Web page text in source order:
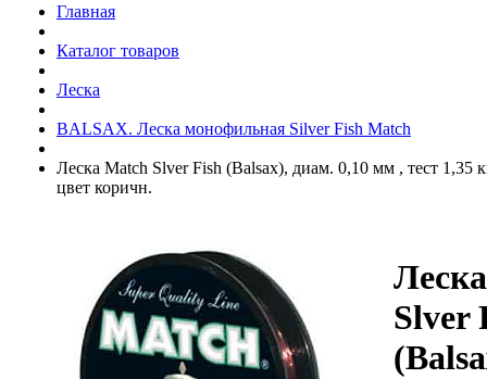
Главная
Каталог товаров
Леска
BALSAX. Леска монофильная Silver Fish Match
Леска Match Slver Fish (Balsax), диам. 0,10 мм , тест 1,35
цвет коричн.
Slver